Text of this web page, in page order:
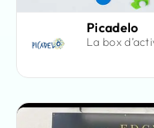
Picadelo
La box